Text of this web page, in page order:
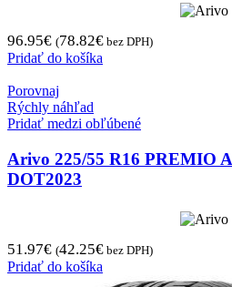
96.95€ (78.82€ bez DPH)
Pridať do košíka
Porovnaj
Rýchly náhľad
Pridať medzi obľúbené
Arivo 225/55 R16 PREMIO
DOT2023
51.97€ (42.25€ bez DPH)
Pridať do košíka